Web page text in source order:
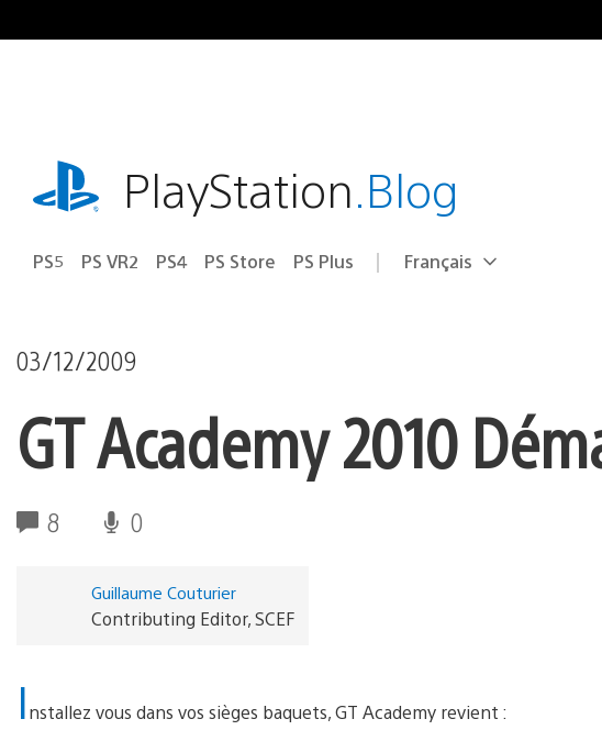
au
playstation.comPlayStation.Blog
PS5 PS VR2 PS4 PS Store PS Plus Choisir
Région
Français
03/12/2009
GT Academy 2010
8 0
Guillaume Couturier
Contributing Editor, SCEF
Installez vous dans vos sièges baquets, GT Academy revient :